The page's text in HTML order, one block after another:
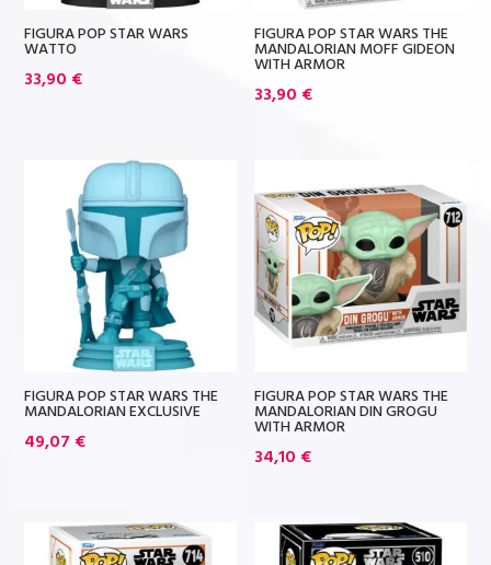
FIGURA POP STAR WARS
WATTO
33,90 €
FIGURA POP STAR WARS THE
MANDALORIAN MOFF GIDEON
WITH ARMOR
33,90 €
FIGURA POP STAR WARS THE
MANDALORIAN EXCLUSIVE
49,07 €
FIGURA POP STAR WARS THE
MANDALORIAN DIN GROGU
WITH ARMOR
34,10 €